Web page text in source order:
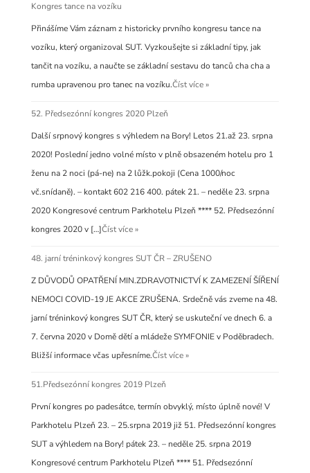
Kongres tance na vozíku
Přinášíme Vám záznam z historicky prvního kongresu tance na
vozíku, který organizoval SUT. Vyzkoušejte si základní tipy, jak
tančit na vozíku, a naučte se základní sestavu do tanců cha cha a
rumba upravenou pro tanec na vozíku.Číst více »
52. Předsezónní kongres 2020 Plzeň
Další srpnový kongres s výhledem na Bory! Letos 21.až 23. srpna
2020! Poslední jedno volné místo v plně obsazeném hotelu pro 1
ženu na 2 noci (pá-ne) na 2 lůžk.pokoji (Cena 1000/noc
vč.snídaně). – kontakt 602 216 400. pátek 21. – neděle 23. srpna
2020 Kongresové centrum Parkhotelu Plzeň **** 52. Předsezónní
kongres 2020 v […]Číst více »
48. jarní tréninkový kongres SUT ČR – ZRUŠENO
Z DŮVODŮ OPATŘENÍ MIN.ZDRAVOTNICTVÍ K ZAMEZENÍ ŠÍŘENÍ
NEMOCI COVID-19 JE AKCE ZRUŠENA. Srdečně vás zveme na 48.
jarní tréninkový kongres SUT ČR, který se uskuteční ve dnech 6. a
7. června 2020 v Domě dětí a mládeže SYMFONIE v Poděbradech.
Bližší informace včas upřesníme.Číst více »
51.Předsezónní kongres 2019 Plzeň
První kongres po padesátce, termín obvyklý, místo úplně nové! V
Parkhotelu Plzeň 23. – 25.srpna 2019 již 51. Předsezónní kongres
SUT a výhledem na Bory! pátek 23. – neděle 25. srpna 2019
Kongresové centrum Parkhotelu Plzeň **** 51. Předsezónní